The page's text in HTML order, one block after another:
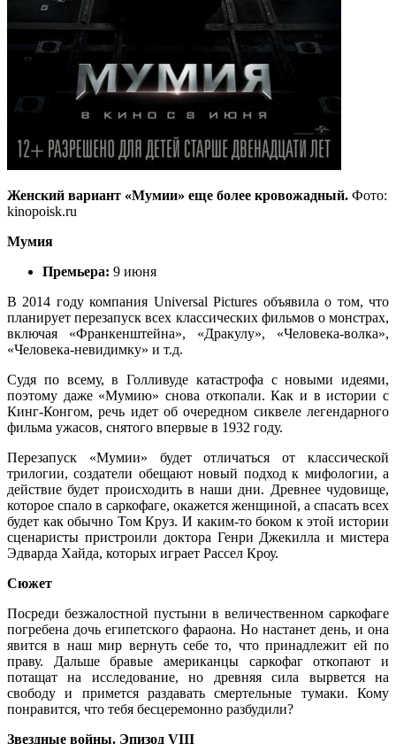
Женский вариант «Мумии» еще более кровожадный. Фото:
kinopoisk.ru
Мумия
Премьера: 9 июня
В 2014 году компания Universal Pictures объявила о том, что
планирует перезапуск всех классических фильмов о монстрах,
включая «Франкенштейна», «Дракулу», «Человека-волка»,
«Человека-невидимку» и т.д.
Судя по всему, в Голливуде катастрофа с новыми идеями,
поэтому даже «Мумию» снова откопали. Как и в истории с
Кинг-Конгом, речь идет об очередном сиквеле легендарного
фильма ужасов, снятого впервые в 1932 году.
Перезапуск «Мумии» будет отличаться от классической
трилогии, создатели обещают новый подход к мифологии, а
действие будет происходить в наши дни. Древнее чудовище,
которое спало в саркофаге, окажется женщиной, а спасать всех
будет как обычно Том Круз. И каким-то боком к этой истории
сценаристы пристроили доктора Генри Джекилла и мистера
Эдварда Хайда, которых играет Рассел Кроу.
Сюжет
Посреди безжалостной пустыни в величественном саркофаге
погребена дочь египетского фараона. Но настанет день, и она
явится в наш мир вернуть себе то, что принадлежит ей по
праву. Дальше бравые американцы саркофаг откопают и
потащат на исследование, но древняя сила вырвется на
свободу и примется раздавать смертельные тумаки. Кому
понравится, что тебя бесцеремонно разбудили?
Звездные войны. Эпизод VIII